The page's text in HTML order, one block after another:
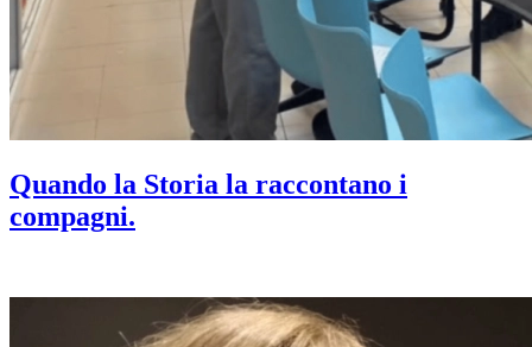
Quando la Storia la raccontano i
compagni.